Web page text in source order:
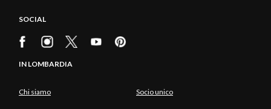
SOCIAL
IN LOMBARDIA
Chi siamo Socio unico